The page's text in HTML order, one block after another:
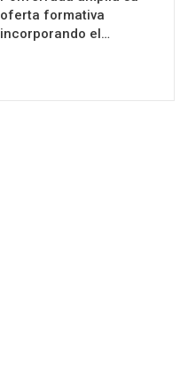
oferta formativa
incorporando el…